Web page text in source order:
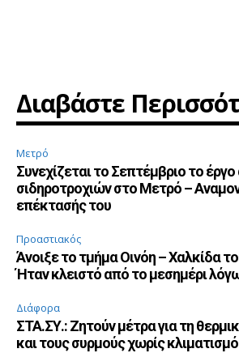
Διαβάστε
Μετρό
Συνεχίζεται το Σεπτέμβριο το
σιδηροτροχιών στο Μετρό –
επέκτασής του
Προαστιακός
Άνοιξε το τμήμα Οινόη – Χαλκίδα
Ήταν κλειστό από το μεσημέρι
Διάφορα
ΣΤΑ.ΣΥ.: Ζητούν μέτρα για τη
και τους συρμούς χωρίς κλιματισμό